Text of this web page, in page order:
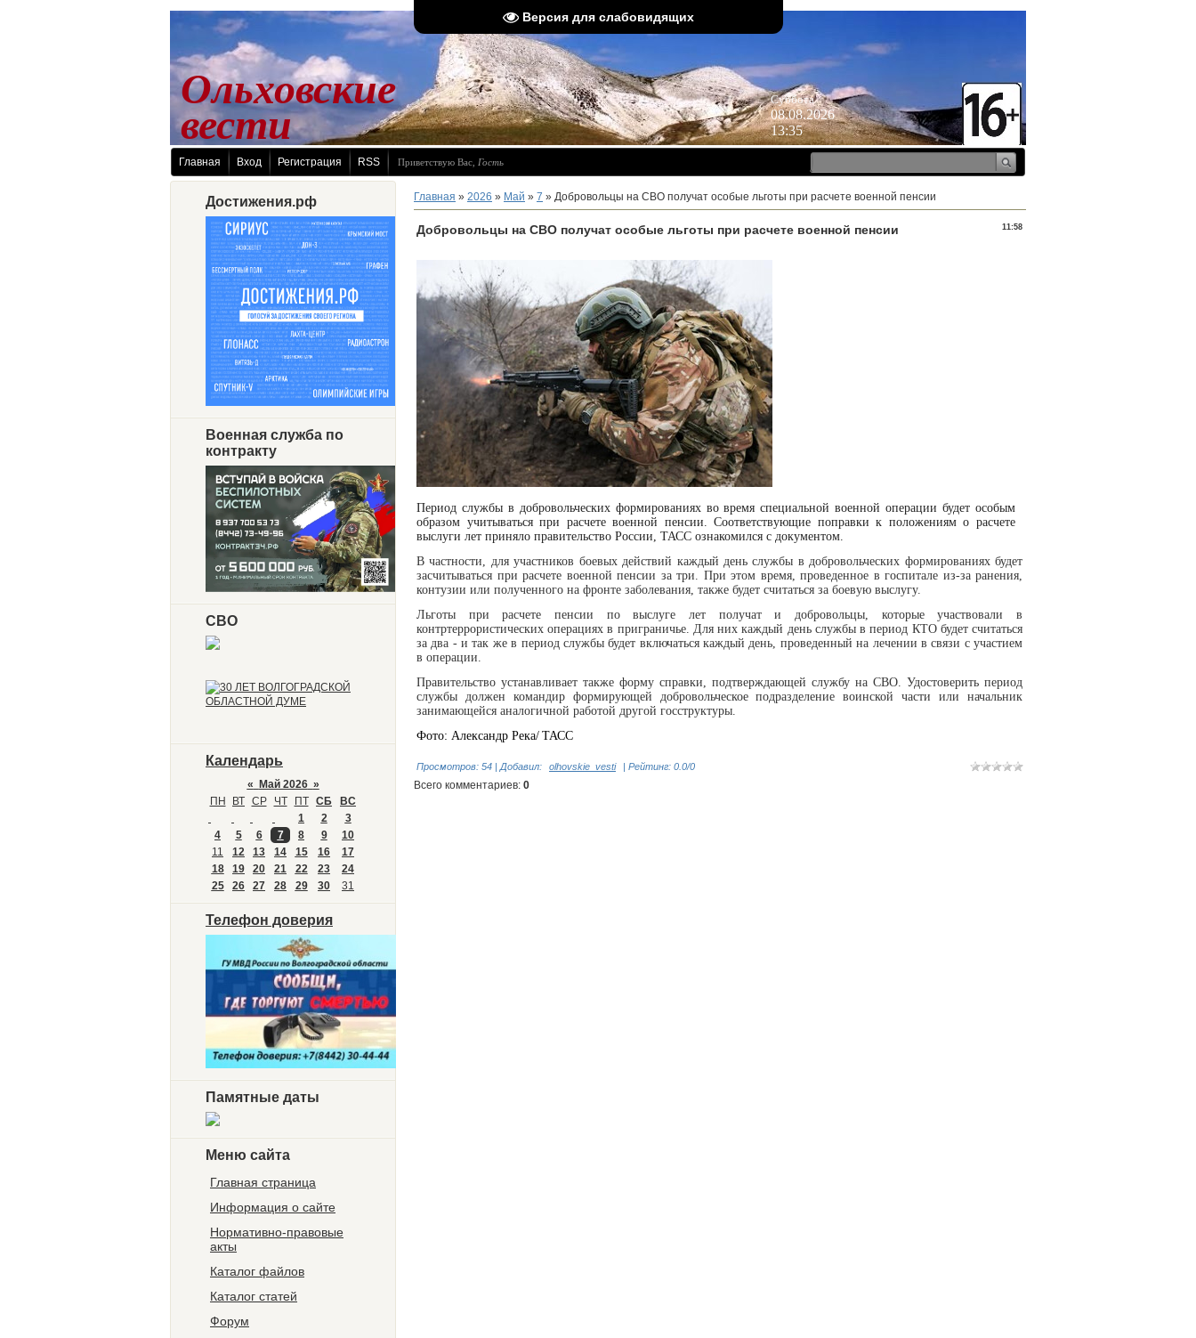
Версия для слабовидящих
Суббота
08.08.2026
13:35
Ольховские
вести
Главная Вход Регистрация RSS Приветствую Вас Гость
Достижения.рф
Военная служба по
контракту
СВО
Календарь
« Май 2026 »
ПН
ВТ СР ЧТ ПТ СБ
ВС
1
2
3
4
5 6 7 8 9
10
11
12 13 14 15 16
17
18
19 20 21 22 23
24
25
26 27 28 29 30 31
Телефон доверия
Памятные даты
Меню сайта
Главная страница
Информация о сайте
Нормативно-правовые
акты
Каталог файлов
Каталог статей
Форум
Главная » 2026 » Май » 7 » Добровольцы на СВО получат особые льготы при расчете военной пенсии
11:58
Добровольцы на СВО получат особые льготы при расчете военной пенсии
Период службы в добровольческих формированиях во время специальной военной операции будет особым
образом учитываться при расчете военной пенсии. Соответствующие поправки к положениям о расчете
выслуги лет приняло правительство России, ТАСС ознакомился с документом.
В частности, для участников боевых действий каждый день службы в добровольческих формированиях будет
засчитываться при расчете военной пенсии за три. При этом время, проведенное в госпитале из-за ранения,
контузии или полученного на фронте заболевания, также будет считаться за боевую выслугу.
Льготы при расчете пенсии по выслуге лет получат и добровольцы, которые участвовали в
контртеррористических операциях в приграничье. Для них каждый день службы в период КТО будет считаться
за два - и так же в период службы будет включаться каждый день, проведенный на лечении в связи с участием
в операции.
Правительство устанавливает также форму справки, подтверждающей службу на СВО. Удостоверить период
службы должен командир формирующей добровольческое подразделение воинской части или начальник
занимающейся аналогичной работой другой госструктуры.
Фото: Александр Река/ ТАСС
Просмотров: 54 | Добавил: olhovskie_vesti | Рейтинг: 0.0/0
Всего комментариев: 0